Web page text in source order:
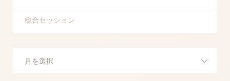
総合セッション
月を選択